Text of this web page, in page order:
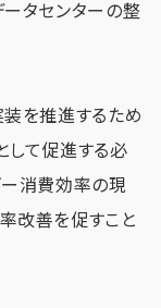
ータセンターの整
を推進するため
して促進する必
ー消費効率の現
改善を促すこと